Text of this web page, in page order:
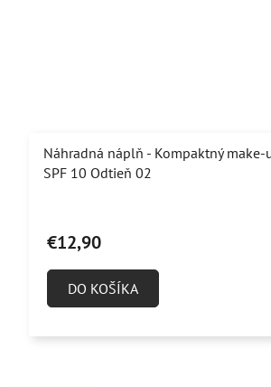
Náhradná náplň - Kompaktný make-
SPF 10 Odtieň 02
hodnotenie
produktu
5,0
€12,90
DO KOŠÍKA